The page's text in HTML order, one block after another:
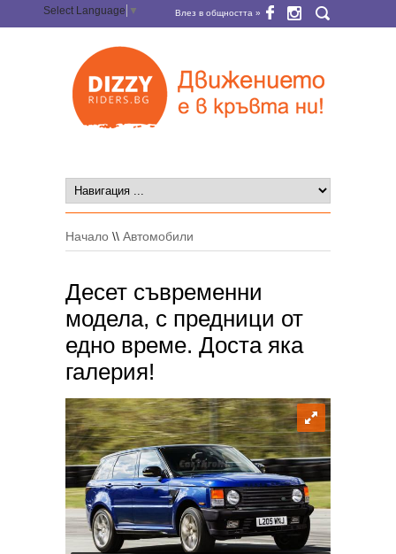
Select Language ▼ Влез в общността »
Начало \\ Автомобили
Десет съвременни
модела, с предници от
едно време. Доста яка
галерия!